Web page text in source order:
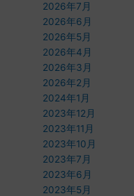
2026年7月
2026年6月
2026年5月
2026年4月
2026年3月
2026年2月
2024年1月
2023年12月
2023年11月
2023年10月
2023年7月
2023年6月
2023年5月